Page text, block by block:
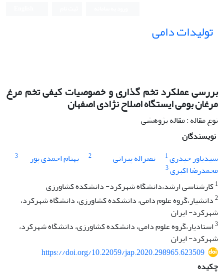
تولیدات دامی
بررسی عملکرد تخم گذاری و خصوصیات کیفی تخم مرغ
مرغان بومی ایستگاه اصلاح نژادی اصفهان
نوع مقاله : مقاله پژوهشی
نویسندگان
سیدیاور حیدری1 نصراله پیرانی 2 بهنام احمدی پور 3
محمدرضا اکبری3
1کارشناسی ارشد،دانشگاه شهرکرد- دانشکده کشاورزی
2دانشیار،گروه علوم دامی، دانشکده کشاورزی، دانشگاه شهرکرد،
شهرکرد- ایران
3استادیار،گروه علوم دامی، دانشکده کشاورزی، دانشگاه شهرکرد،
شهرکرد- ایران
https://doi.org/10.22059/jap.2020.298965.623509
چکیده